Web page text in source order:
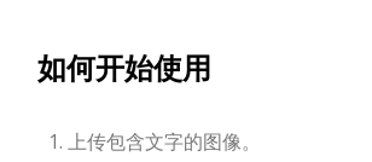
如何开始使用
上传包含文字的图像。